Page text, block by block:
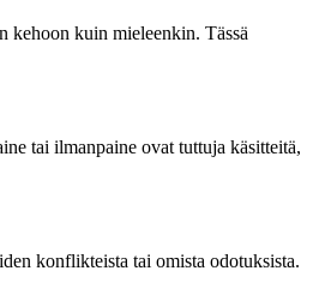
kehoon kuin mieleenkin. Tässä
tai ilmanpaine ovat tuttuja käsitteitä,
konflikteista tai omista odotuksista.